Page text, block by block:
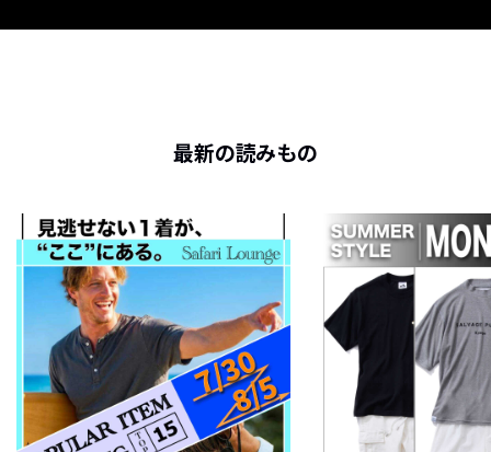
最新の読みもの